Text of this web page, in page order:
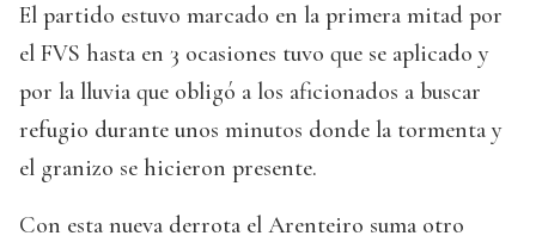
El partido estuvo marcado en la primera mitad por
el FVS hasta en 3 ocasiones tuvo que se aplicado y
por la lluvia que obligó a los aficionados a buscar
refugio durante unos minutos donde la tormenta y
el granizo se hicieron presente.
Con esta nueva derrota el Arenteiro suma otro